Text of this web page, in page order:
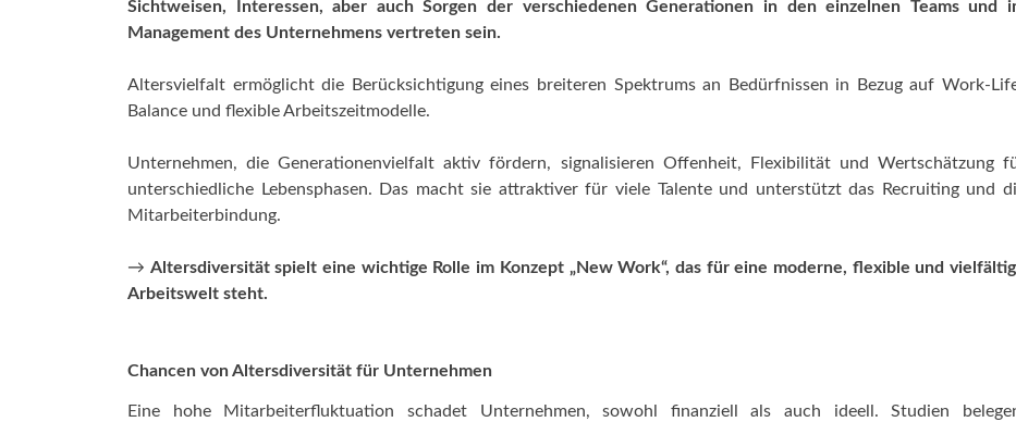
Sichtweisen, Interessen, aber auch Sorgen der verschiedenen Generationen in den einzelnen Teams und
Management des Unternehmens vertreten sein.
Altersvielfalt ermöglicht die Berücksichtigung eines breiteren Spektrums an Bedürfnissen in Bezug auf Work-
Balance und flexible Arbeitszeitmodelle.
Unternehmen, die Generationenvielfalt aktiv fördern, signalisieren Offenheit, Flexibilität und Wertschätzung
unterschiedliche Lebensphasen. Das macht sie attraktiver für viele Talente und unterstützt das Recruiting und
Mitarbeiterbindung.
→ Altersdiversität spielt eine wichtige Rolle im Konzept „New Work“, das für eine moderne, flexible und
Arbeitswelt steht.
Chancen von Altersdiversität für Unternehmen
Eine hohe Mitarbeiterfluktuation schadet Unternehmen, sowohl finanziell als auch ideell. Studien